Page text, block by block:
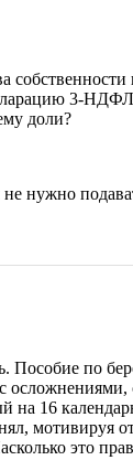
3-
доли?
нужно
Пособие по
на 16
мотивируя
это